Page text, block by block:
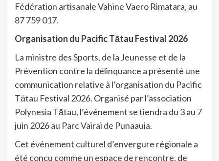
Fédération artisanale Vahine Vaero Rimatara, au
87 759 017.
Organisation du Pacific Tātau Festival 2026
La ministre des Sports, de la Jeunesse et de la
Prévention contre la délinquance a présenté une
communication relative à l’organisation du Pacific
Tātau Festival 2026. Organisé par l’association
Polynesia Tātau, l’événement se tiendra du 3 au 7
juin 2026 au Parc Vairai de Punaauia.
Cet événement culturel d’envergure régionale a
été conçu comme un espace de rencontre, de